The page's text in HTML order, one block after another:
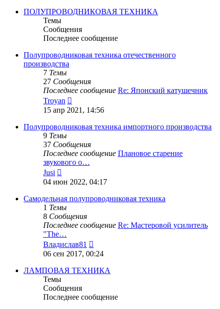
сообщению
ПОЛУПРОВОДНИКОВАЯ ТЕХНИКА
Темы
Сообщения
Последнее сообщение
Полупроводниковая техника отечественного
производства
7 Темы
27 Сообщения
Последнее сообщение Re: Японский катушечник
Troyan
к
сообщению
15 апр 2021, 14:56
Полупроводниковая техника импортного производства
9 Темы
37 Сообщения
Последнее сообщение Плановое старение
звукового о…
Jusi
к
сообщению
04 июн 2022, 04:17
Самодельная полупроводниковая техника
1 Темы
8 Сообщения
Последнее сообщение Re: Мастеровой усилитель
"The…
Владислав81
к
сообщению
06 сен 2017, 00:24
ЛАМПОВАЯ ТЕХНИКА
Темы
Сообщения
Последнее сообщение